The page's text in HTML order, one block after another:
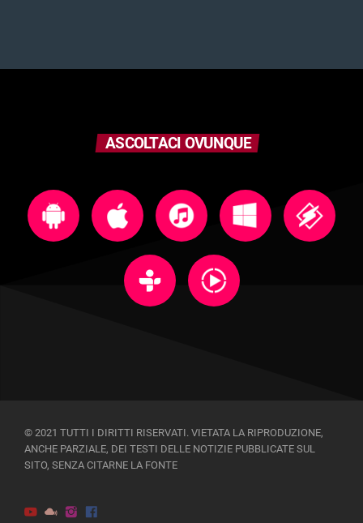
ASCOLTACI OVUNQUE
© 2021 TUTTI I DIRITTI RISERVATI. VIETATA LA RIPRODUZIONE,
ANCHE PARZIALE, DEI TESTI DELLE NOTIZIE PUBBLICATE SUL
SITO, SENZA CITARNE LA FONTE